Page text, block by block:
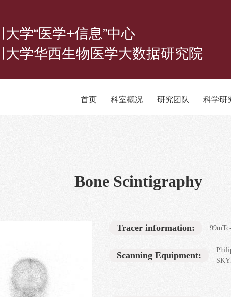
大学“医学+信息”中心
大学华西生物医学大数据研究院
首页 科室概况 研究团队 科学研
Bone Scintigraphy
Tracer information:
Scanning Equipment: